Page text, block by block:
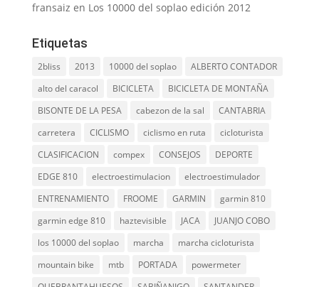
fransaiz en Los 10000 del soplao edición 2012
Etiquetas
2bliss 2013 10000 del soplao
ALBERTO CONTADOR
alto del caracol
BICICLETA
BICICLETA DE MONTAÑA
BISONTE DE LA PESA
cabezon de la sal
CANTABRIA
carretera
CICLISMO ciclismo en ruta
cicloturista
CLASIFICACION
compex CONSEJOS
DEPORTE
EDGE 810
electroestimulacion
electroestimulador
ENTRENAMIENTO
FROOME GARMIN
garmin 810
garmin edge 810
haztevisible JACA
JUANJO COBO
los 10000 del soplao
marcha
marcha cicloturista
mountain bike
mtb PORTADA
powermeter